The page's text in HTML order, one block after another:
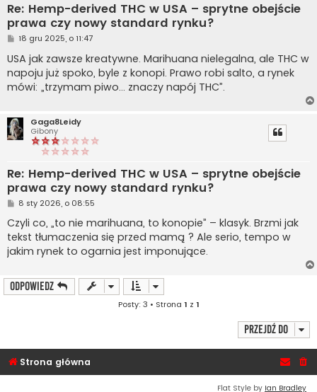
Re: Hemp-derived THC w USA – sprytne obejście
prawa czy nowy standard rynku?
P
s
t
18 gru 2025, o 11:47
USA jak zawsze kreatywne. Marihuana nielegalna, ale THC w
napoju już spoko, byle z konopi. Prawo robi salto, a rynek
mówi: „trzymam piwo… znaczy napój THC”.
Gaga8Leidy
Gibony
Re: Hemp-derived THC w USA – sprytne obejście
prawa czy nowy standard rynku?
P
s
t
8 sty 2026, o 08:55
Czyli co, „to nie marihuana, to konopie” – klasyk. Brzmi jak
tekst tłumaczenia się przed mamą ? Ale serio, tempo w
jakim rynek to ogarnia jest imponujące.
ODPOWIEDZ
Posty: 3 • Strona 1 z 1
Przejdź do
Strona główna
Flat Style by Ian Bradley